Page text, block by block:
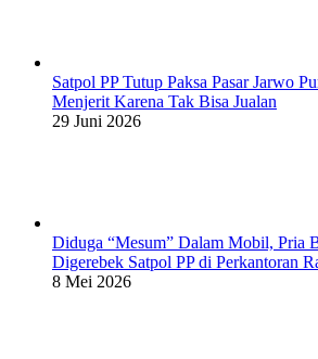
Satpol PP Tutup Paksa Pasar Jarwo
Menjerit Karena Tak Bisa Jualan
29 Juni 2026
Diduga “Mesum” Dalam Mobil, Pria
Digerebek Satpol PP di Perkantoran
8 Mei 2026